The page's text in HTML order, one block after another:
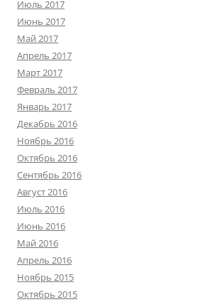
Июль 2017
Июнь 2017
Май 2017
Апрель 2017
Март 2017
Февраль 2017
Январь 2017
Декабрь 2016
Ноябрь 2016
Октябрь 2016
Сентябрь 2016
Август 2016
Июль 2016
Июнь 2016
Май 2016
Апрель 2016
Ноябрь 2015
Октябрь 2015